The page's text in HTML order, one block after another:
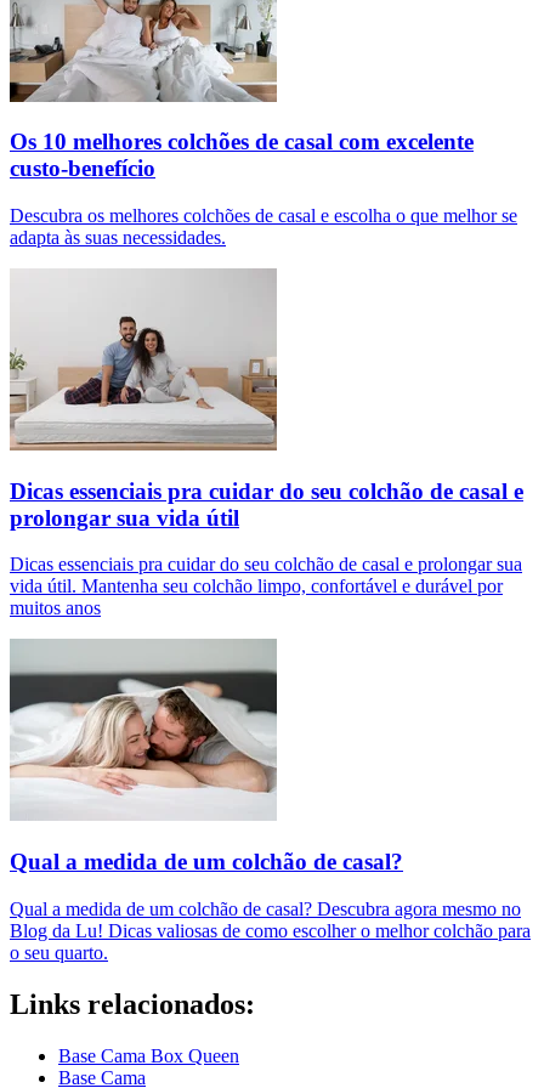
Os 10 melhores colchões de casal com excelente
custo-benefício
Descubra os melhores colchões de casal e escolha o que melhor se
adapta às suas necessidades.
Dicas essenciais pra cuidar do seu colchão de casal e
prolongar sua vida útil
Dicas essenciais pra cuidar do seu colchão de casal e prolongar sua
vida útil. Mantenha seu colchão limpo, confortável e durável por
muitos anos
Qual a medida de um colchão de casal?
Qual a medida de um colchão de casal? Descubra agora mesmo no
Blog da Lu! Dicas valiosas de como escolher o melhor colchão para
o seu quarto.
Links relacionados:
Base Cama Box Queen
Base Cama